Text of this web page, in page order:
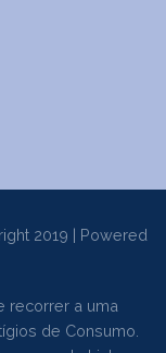
2019 | Powered
recorrer a uma
de Consumo.